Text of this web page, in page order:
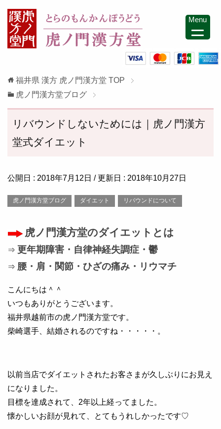
福井県 漢方 虎ノ門漢方堂 TOP
虎ノ門漢方堂ブログ
リバウンドしないためには｜虎ノ門漢方
堂式ダイエット
公開日 : 2018年7月12日 / 更新日 : 2018年10月27日
虎ノ門漢方堂ブログ ダイエット リバウンドについて
虎ノ門漢方堂のダイエットとは
⇒ 更年期障害・自律神経失調症・鬱
⇒ 腰・肩・関節・ひざの痛み・リウマチ
こんにちは＾＾
いつもありがとうございます。
福井県越前市の虎ノ門漢方堂です。
柴崎選手、結婚されるのですね・・・・・。
以前当店でダイエットされたお客さまが久しぶりにお見え
になりました。
目標を達成されて、2年以上経ってました。
懐かしいお顔が見れて、とてもうれしかったです♡
Menu